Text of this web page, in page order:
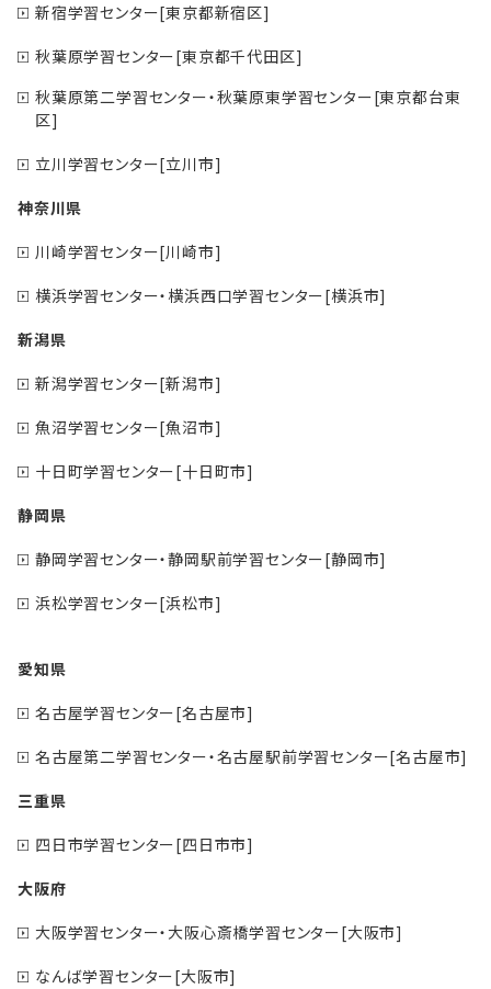
新宿学習センター[東京都新宿区]
秋葉原学習センター[東京都千代田区]
秋葉原第二学習センター・秋葉原東学習センター[東京都台東
区]
立川学習センター[立川市]
神奈川県
川崎学習センター[川崎市]
横浜学習センター・横浜西口学習センター[横浜市]
新潟県
新潟学習センター[新潟市]
魚沼学習センター[魚沼市]
十日町学習センター[十日町市]
静岡県
静岡学習センター・静岡駅前学習センター[静岡市]
浜松学習センター[浜松市]
愛知県
名古屋学習センター[名古屋市]
名古屋第二学習センター・名古屋駅前学習センター[名古屋市]
三重県
四日市学習センター[四日市市]
大阪府
大阪学習センター・大阪心斎橋学習センター[大阪市]
なんば学習センター[大阪市]